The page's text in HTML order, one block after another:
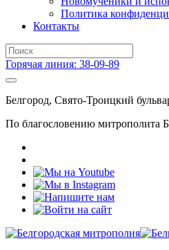
Политика
Контакты
Горячая линия: 38-09-89
Белгород, Свято-Троицкий
По благословению митрополита